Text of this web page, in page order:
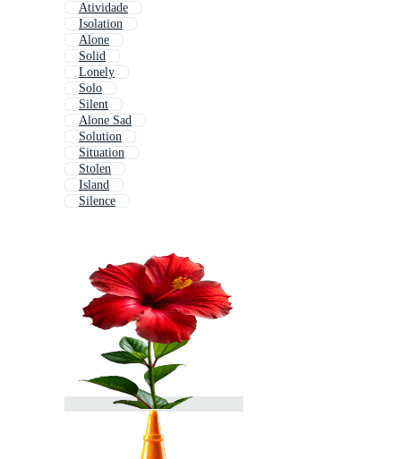
Atividade
Isolation
Alone
Solid
Lonely
Solo
Silent
Alone Sad
Solution
Situation
Stolen
Island
Silence